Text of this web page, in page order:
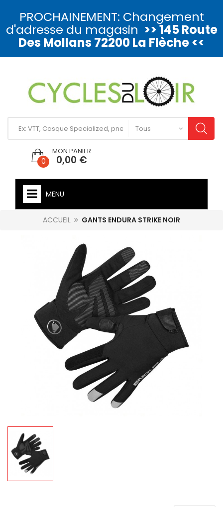
PROCHAINEMENT: Changement
d'adresse du magasin >> 145 Route
Des Mollans 72200 La Flèche <<
0
MON PANIER
0,00 €
MENU
ACCUEIL GANTS ENDURA STRIKE NOIR